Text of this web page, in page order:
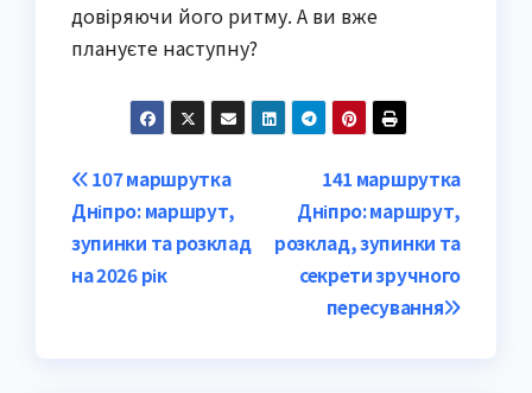
довіряючи його ритму. А ви вже
плануєте наступну?
Post
navigation
141 маршрутка
Дніпро: маршрут,
розклад, зупинки та
секрети зручного
пересування
107 маршрутка
Дніпро: маршрут,
зупинки та розклад
на 2026 рік